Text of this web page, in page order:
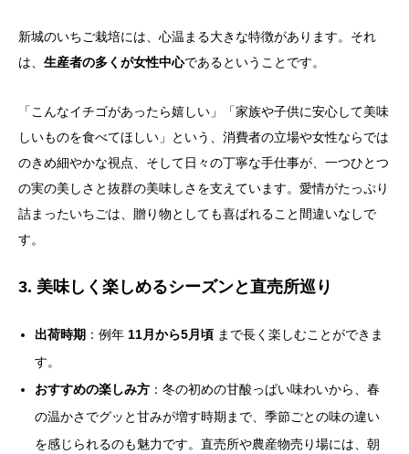
新城のいちご栽培には、心温まる大きな特徴があります。それ
は、 生産者の多くが女性中心であるということです。
「こんなイチゴがあったら嬉しい」「家族や子供に安心して美味
しいものを食べてほしい」という、消費者の立場や女性ならでは
のきめ細やかな視点、そして日々の丁寧な手仕事が、一つひとつ
の実の美しさと抜群の美味しさを支えています。愛情がたっぷり
詰まったいちごは、贈り物としても喜ばれること間違いなしで
す。
3. 美味しく楽しめるシーズンと直売所巡り
出荷時期 ：例年 11月から5月頃 まで長く楽しむことができま
す。
おすすめの楽しみ方 ：冬の初めの甘酸っぱい味わいから、春
の温かさでグッと甘みが増す時期まで、季節ごとの味の違い
を感じられるのも魅力です。直売所や農産物売り場には、朝